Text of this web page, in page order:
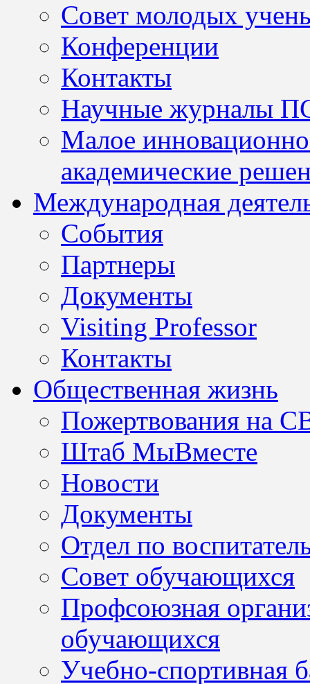
Совет молодых
Конференции
Контакты
Научные журналы
Малое
академические
Международная
События
Партнеры
Документы
Visiting Professor
Контакты
Общественная жизнь
Пожертвования на
Штаб МыВместе
Новости
Документы
Отдел по
Совет обучающихся
Профсоюзная
обучающихся
Учебно-спортивная